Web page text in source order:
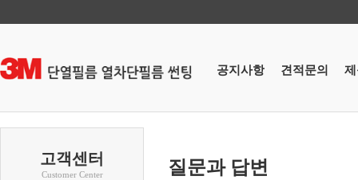
공지사항 견적문의
고객센터
Customer Center 질문과 답변